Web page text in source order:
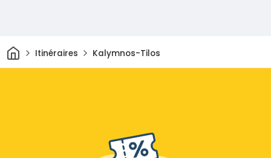
Maison
Itinéraires Kalymnos-Tilos